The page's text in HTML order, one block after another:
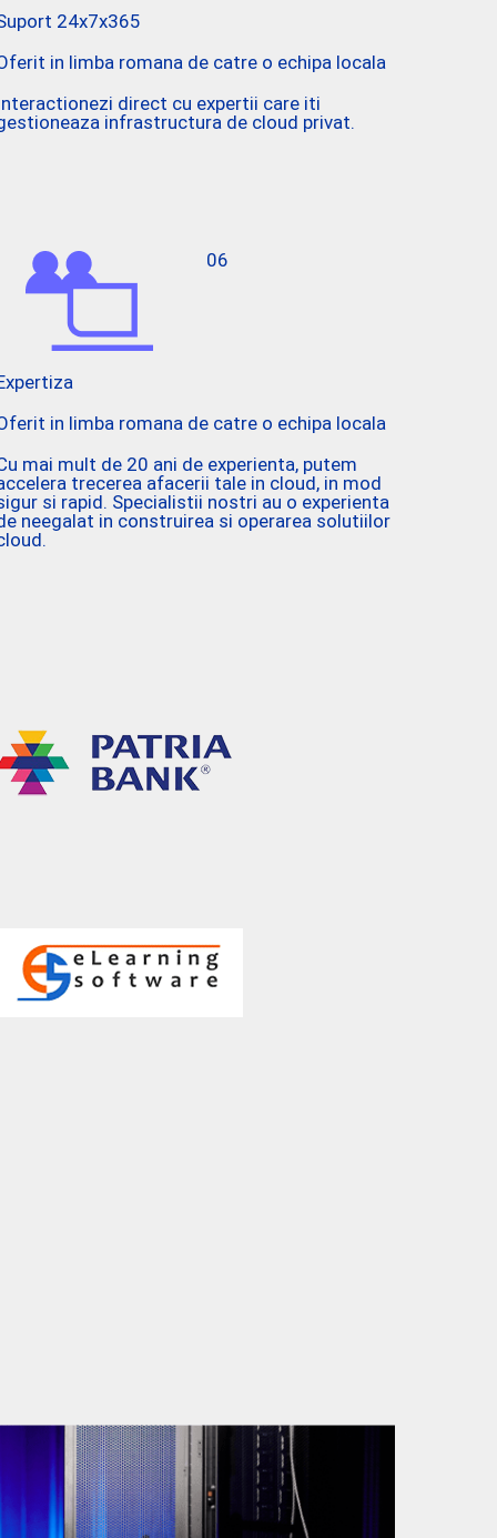
24x7x365
in limba romana de catre o echipa locala
direct cu expertii care iti
infrastructura de cloud privat.
06
in limba romana de catre o echipa locala
mai mult de 20 ani de experienta, putem
trecerea afacerii tale in cloud, in mod
si rapid. Specialistii nostri au o experienta
neegalat in construirea si operarea solutiilor